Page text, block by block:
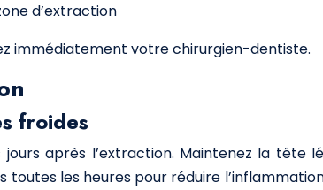
d’extraction
immédiatement votre chirurgien-dentiste.
froides
après l’extraction. Maintenez la tête
les heures pour réduire